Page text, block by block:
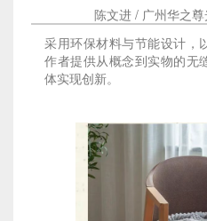
陈文进 / 广州华之
采用环保材料与节能设计，
作者提供从概念到实物的无
体实现创新。